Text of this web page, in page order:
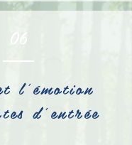
06
l'émotion
d'entrée